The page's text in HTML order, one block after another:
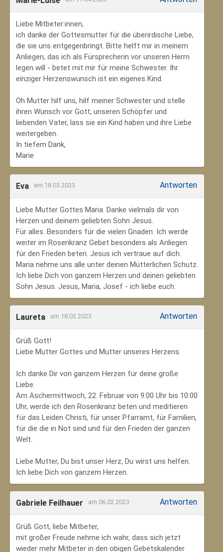
Liebe Mitbeter:innen,
ich danke der Gottesmutter für die überirdische Liebe,
die sie uns entgegenbringt. Bitte helft mir in meinem
Anliegen, das ich als Fürsprecherin vor unseren Herrn
legen will - betet mit mir für meine Schwester. Ihr
einziger Herzenswunsch ist ein eigenes Kind.
Oh Mutter hilf uns, hilf meiner Schwester und stelle
ihren Wunsch vor Gott, unseren Schöpfer und
liebenden Vater, lass sie ein Kind haben und ihre Liebe
weitergeben.
In tiefem Dank,
Marie
Eva am 18.03.2023 Antworten
Liebe Mutter Gottes Maria. Danke vielmals dir von
Herzen und deinem geliebten Sohn Jesus.
Für alles. Besonders für die vielen Gnaden. Ich werde
weiter im Rosenkranz Gebet besonders als Anliegen
für den Frieden beten. Jesus ich vertraue auf dich.
Maria nehme uns alle unter deinen Mütterlichen Schutz.
Ich liebe Dich von ganzem Herzen und deinen geliebten
Sohn Jesus. Jesus, Maria, Josef - ich liebe euch.
Laureta am 18.02.2023 Antworten
Grüß Gott!
Liebe Mutter Gottes und Mutter unseres Herzens.
Ich danke Dir von ganzem Herzen für deine große
Liebe.
Am Aschermittwoch, 22. Februar von 9:00 Uhr bis 10:00
Uhr, werde ich den Rosenkranz beten und meditieren
für das Leiden Christi, für unser Pfarramt, für Familien,
für die die in Not sind und für den Frieden der ganzen
Welt.
Liebe Mutter, Du bist unser Herz, Du wirst uns helfen.
Ich liebe Dich von ganzem Herzen.
Gabriele Feilhauer am 06.02.2023 Antworten
Grüß Gott, liebe Mitbeter,
mit großer Freude nehme ich wahr, dass sich jetzt
wieder mehr Mitbeter in den obigen Gebetskalender